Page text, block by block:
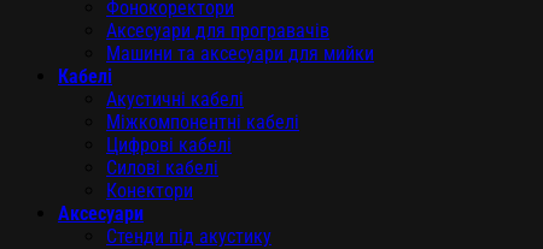
Фонокоректори
Аксесуари для програвачів
Машини та аксесуари для мийки
Кабелі
Акустичні кабелі
Міжкомпонентні кабелі
Цифрові кабелі
Силові кабелі
Конектори
Аксесуари
Стенди під акустику